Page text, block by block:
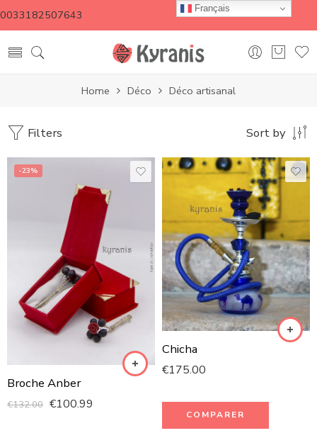
0033182507643
Home Déco Déco artisanal
Filters Sort by
-23%
Broche Anber
€132.00 €100.99
Chicha
€175.00
COMPARER
Français